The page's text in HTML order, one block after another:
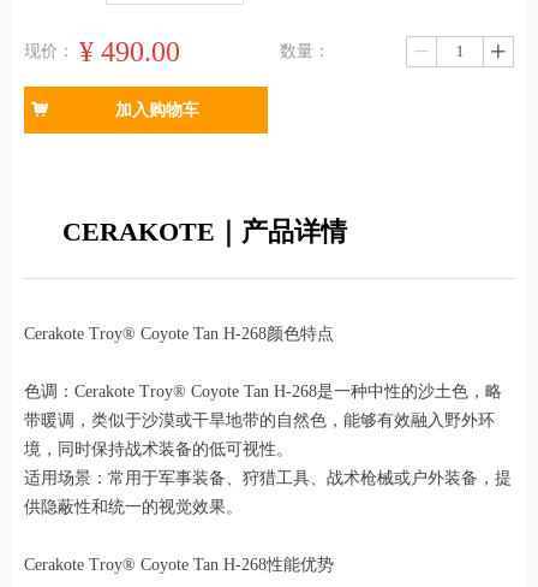
现价： ¥ 490.00 数量： ꄷ ꄸ
낙 加入购物车
CERAKOTE｜产品详情
Cerakote Troy® Coyote Tan H-268颜色特点
色调：Cerakote Troy® Coyote Tan H-268是一种中性的沙土色，略
带暖调，类似于沙漠或干旱地带的自然色，能够有效融入野外环
境，同时保持战术装备的低可视性。
适用场景：常用于军事装备、狩猎工具、战术枪械或户外装备，提
供隐蔽性和统一的视觉效果。
Cerakote Troy® Coyote Tan H-268性能优势